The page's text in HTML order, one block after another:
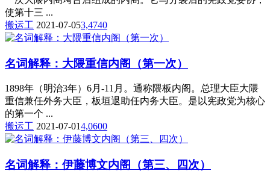
使第十三 ...
搬运工 2021-07-053,4740
名词解释：大隈重信内阁（第一次）
1898年（明治3年）6月-11月。通称隈板内阁。总理大臣大隈
重信兼任外务大臣，板垣退助任内务大臣。是以宪政党为核心
的第一个 ...
搬运工 2021-07-014,0600
名词解释：伊藤博文内阁（第三、四次）